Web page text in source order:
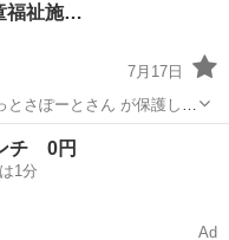
福祉施…
7月17日
とさぽーとさん が保護し
チ 0円
1分
Ad